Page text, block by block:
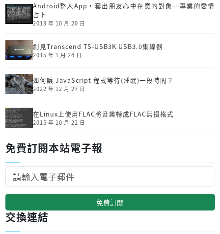
Android整人App，套出朋友心中在意的對象─專業的愛情
占卜
2013 年 10 月 20 日
創見Transcend TS-USB3K USB3.0集線器
2015 年 1 月 24 日
如何讓 JavaScript 程式等待(睡眠)一段時間？
2022 年 12 月 27 日
在Linux上使用FLAC將音樂轉成FLAC無損格式
2015 年 10 月 22 日
免費訂閱本站電子報
免費訂閱
交換連結